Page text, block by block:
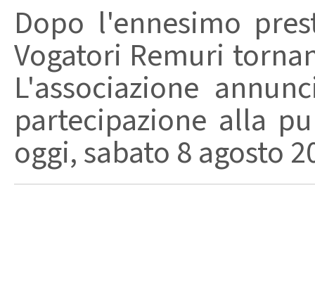
Dopo l'ennesimo
Vogatori Remuri
L'associazione
partecipazione alla
oggi, sabato 8 agosto